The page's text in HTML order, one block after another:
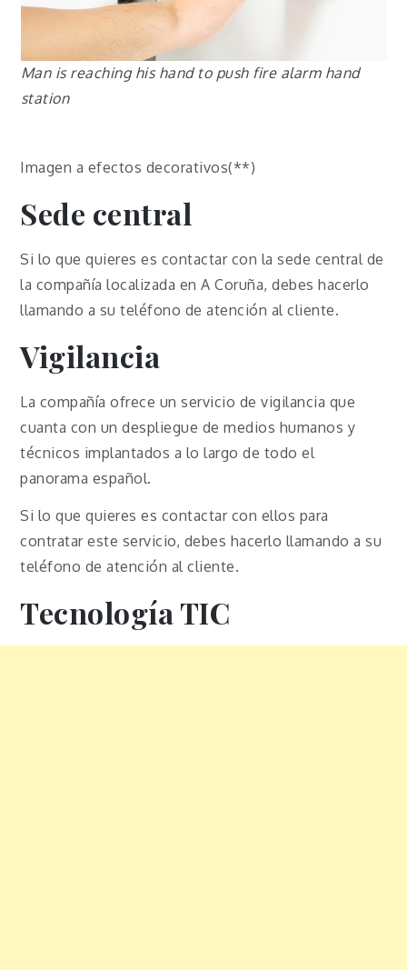
Man is reaching his hand to push fire alarm hand
station
Imagen a efectos decorativos(**)
Sede central
Si lo que quieres es contactar con la sede central de
la compañía localizada en A Coruña, debes hacerlo
llamando a su teléfono de atención al cliente.
Vigilancia
La compañía ofrece un servicio de vigilancia que
cuanta con un despliegue de medios humanos y
técnicos implantados a lo largo de todo el
panorama español.
Si lo que quieres es contactar con ellos para
contratar este servicio, debes hacerlo llamando a su
teléfono de atención al cliente.
Tecnología TIC